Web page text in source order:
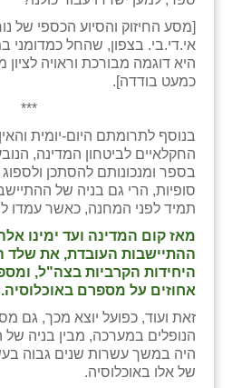
[מסע החיזוק והסיוע הכספי של
אי.די.בי. בצפון, שהחל כמדומני
היא דוגמה מבורכת וראויה
כמעט בודדה].
***
בנוסף לתרומתם היום-יומית
החקלאיים לביטחון המדינה,
בספר ומנכונותם להסתכן
סופיות, הרי גם בניה של
תמיד לפני המחנה, כאשר עמדו
מאז קום המדינה ועד ימינו
ההתיישבות העובדת, את שלד
היחידות הקרביות בצה"ל,
אחוזים על מספרם באוכלוסיה.
זאת ועוד, כפועל יוצא מכך, גם
הנופלים במערכה, מבין בניה
היה במשך עשרות שנים גבוה
של אלו באוכלוסיה.